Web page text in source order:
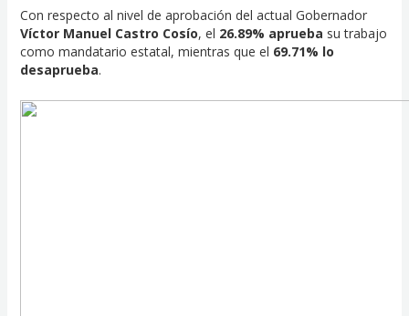
Con respecto al nivel de aprobación del actual Gobernador
Víctor Manuel Castro Cosío, el 26.89% aprueba su trabajo
como mandatario estatal, mientras que el 69.71% lo
desaprueba.